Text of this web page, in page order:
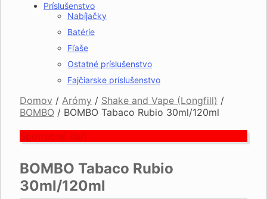
Príslušenstvo
Nabíjačky
Batérie
Fľaše
Ostatné príslušenstvo
Fajčiarske príslušenstvo
Domov / Arómy / Shake and Vape (Longfill) /
BOMBO / BOMBO Tabaco Rubio 30ml/120ml
Spotrebná daň
BOMBO Tabaco Rubio
30ml/120ml